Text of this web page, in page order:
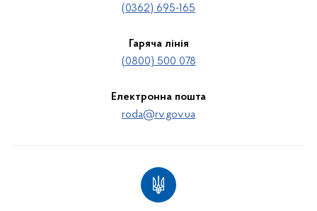
(0362) 695-165
Гаряча лінія
(0800) 500 078
Електронна пошта
roda@rv.gov.ua